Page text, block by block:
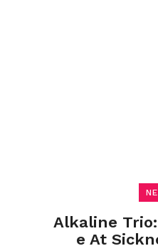
Alkaline
e At